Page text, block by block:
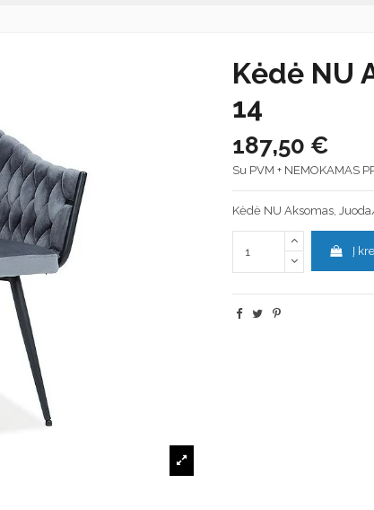
Kėdė NU
14
187,50 €
Su PVM + NEMOKAMAS
Kėdė NU Aksomas,
Į